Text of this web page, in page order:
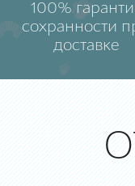
100%
сохранности
доставке